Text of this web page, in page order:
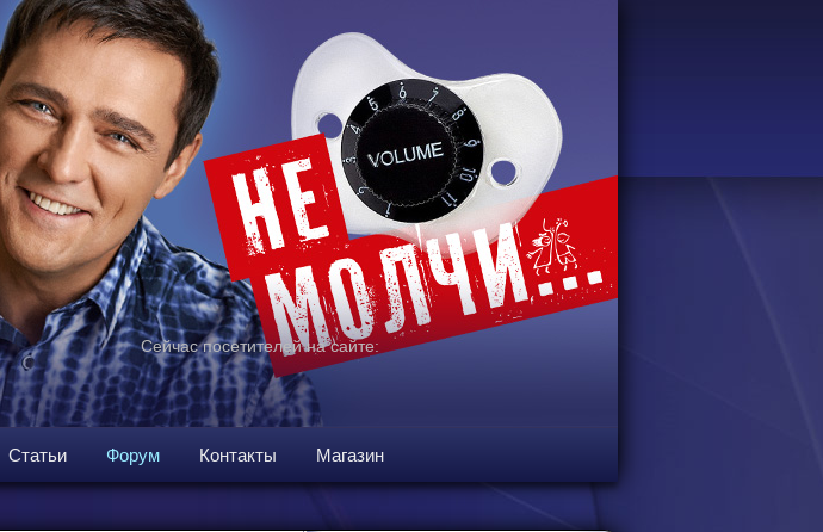
Сейчас посетителей на сайте:
Статьи Форум Контакты Магазин